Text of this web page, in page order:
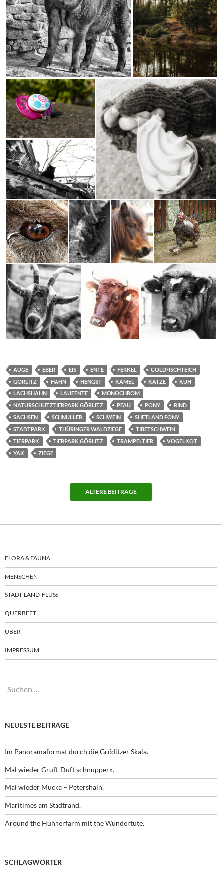
AUGE EBER EIS ENTE FERKEL
GOLDFISCHTEICH
GÖRLITZ
HAHN HENGST KAMEL KATZE
KUH
LACHSHAHN
LAUFENTE
MONOCHROM
NATURSCHUTZTIERPARK GÖRLITZ
PFAU PONY
RIND
SACHSEN
SCHNULLER SCHWEIN
SHETLAND PONY
STADTPARK
THÜRINGER WALDZIEGE
TIBETSCHWEIN
TIERPARK
TIERPARK GÖRLITZ TRAMPELTIER
VOGELKOT
YAK
ZIEGE
ÄLTERE BEITRÄGE
FLORA & FAUNA
MENSCHEN
STADT-LAND-FLUSS
QUERBEET
ÜBER
IMPRESSUM
Suchen
NEUESTE BEITRÄGE
Im Panoramaformat durch die Gröditzer Skala.
Mal wieder Gruft-Duft schnuppern.
Mal wieder Mücka – Petershain.
Maritimes am Stadtrand.
Around the Hühnerfarm mit the Wundertüte.
SCHLAGWÖRTER